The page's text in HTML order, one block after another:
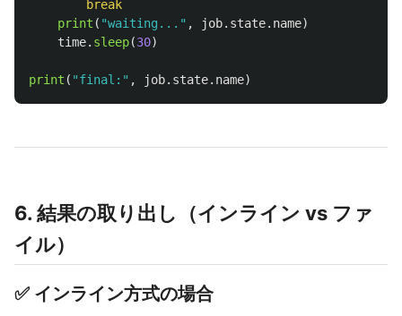
break
print ( "waiting... " , job. state. name)
time. sleep(30)
print ( "final: " , job. state. name)
6. 結果の取り出し（インライン vs ファ
イル）
✅ インライン方式の場合